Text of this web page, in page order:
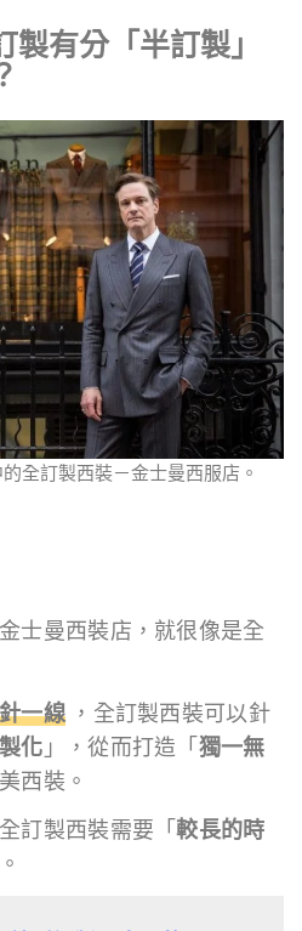
製有分「半訂製」
全訂製西裝－金士曼西服店。
士曼西裝店，就很像是全
一線，全訂製西裝可以針
化 」，從而打造「獨一無
西裝。
訂製西裝需要「較長的時